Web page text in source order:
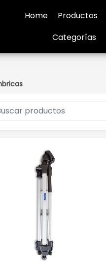
Home Productos
Categorías
VER DETALLE